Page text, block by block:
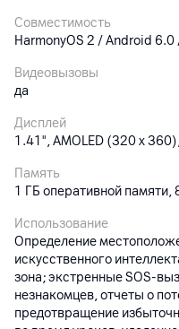
Совместимость
HarmonyOS 2 / Android
Видеовызовы
да
Дисплей
1.41", AMOLED (320 x
Память
1 ГБ оперативной памяти,
Использование
Определение
искусственного
зона; экстренные SOS-
незнакомцев, отчеты о
предотвращение